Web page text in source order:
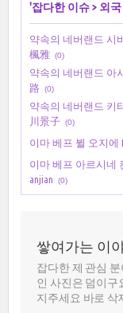
'잡다한 이슈> 외국
약속의 네버랜드 시
楓雅 (0)
약속의 네버랜드 아
路 (0)
약속의 네버랜드 키
川景子 (0)
이마 베프 뷜 오지에
이마 베프 아르시네
anjian
(0)
쌓여가는 이
잡다한 제 관심
인 사진은 덤이구
지주세요 바로 삭